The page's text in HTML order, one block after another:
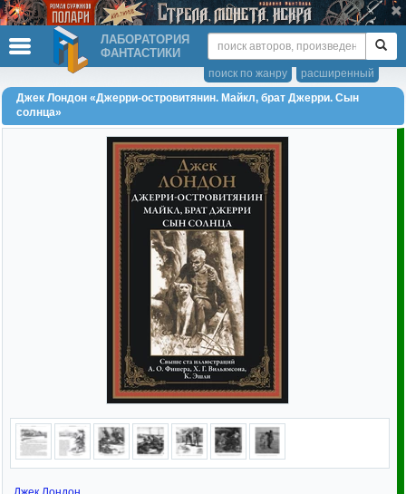
ЛАБОРАТОРИЯ
ФАНТАСТИКИ
расширенный
поиск по жанру
Джек Лондон «Джерри-островитянин. Майкл, брат Джерри. Сын
солнца»